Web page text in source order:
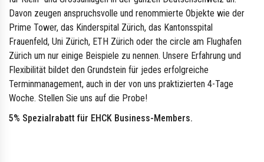
Davon zeugen anspruchsvolle und renommierte Objekte wie der
Prime Tower, das Kinderspital Zürich, das Kantonsspital
Frauenfeld, Uni Zürich, ETH Zürich oder the circle am Flughafen
Zürich um nur einige Beispiele zu nennen. Unsere Erfahrung und
Flexibilität bildet den Grundstein für jedes erfolgreiche
Terminmanagement, auch in der von uns praktizierten 4-Tage
Woche. Stellen Sie uns auf die Probe!
5% Spezialrabatt für EHCK Business-Members.